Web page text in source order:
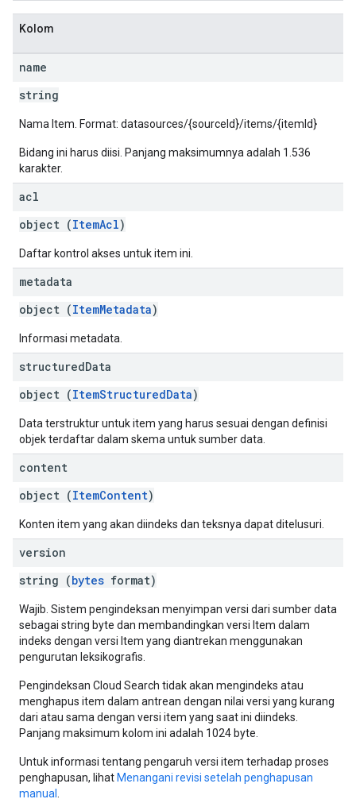
Kolom
name
string
Nama Item. Format: datasources/{sourceId}/items/{itemId}
Bidang ini harus diisi. Panjang maksimumnya adalah 1.536
karakter.
acl
object (ItemAcl)
Daftar kontrol akses untuk item ini.
metadata
object (ItemMetadata)
Informasi metadata.
structuredData
object (ItemStructuredData)
Data terstruktur untuk item yang harus sesuai dengan definisi
objek terdaftar dalam skema untuk sumber data.
content
object (ItemContent)
Konten item yang akan diindeks dan teksnya dapat ditelusuri.
version
string (bytes format)
Wajib. Sistem pengindeksan menyimpan versi dari sumber data
sebagai string byte dan membandingkan versi Item dalam
indeks dengan versi Item yang diantrekan menggunakan
pengurutan leksikografis.
Pengindeksan Cloud Search tidak akan mengindeks atau
menghapus item dalam antrean dengan nilai versi yang kurang
dari atau sama dengan versi item yang saat ini diindeks.
Panjang maksimum kolom ini adalah 1024 byte.
Untuk informasi tentang pengaruh versi item terhadap proses
penghapusan, lihat Menangani revisi setelah penghapusan
manual